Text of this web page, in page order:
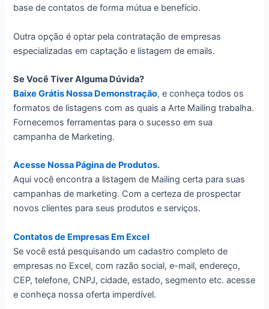
base de contatos de forma mútua e benefício.
Outra opção é optar pela contratação de empresas
especializadas em captação e listagem de emails.
Se Você Tiver Alguma Dúvida?
Baixe Grátis Nossa Demonstração, e conheça todos os
formatos de listagens com as quais a Arte Mailing trabalha.
Fornecemos ferramentas para o sucesso em sua
campanha de Marketing.
Acesse Nossa Página de Produtos.
Aqui você encontra a listagem de Mailing certa para suas
campanhas de marketing. Com a certeza de prospectar
novos clientes para seus produtos e serviços.
Contatos de Empresas Em Excel
Se você está pesquisando um cadastro completo de
empresas no Excel, com razão social, e-mail, endereço,
CEP, telefone, CNPJ, cidade, estado, segmento etc. acesse
e conheça nossa oferta imperdível.